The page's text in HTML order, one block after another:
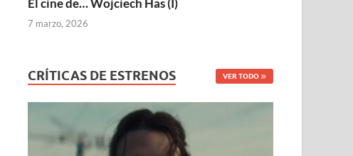
El cine de… Wojciech Has (I)
7 marzo, 2026
CRÍTICAS DE ESTRENOS VER TODO